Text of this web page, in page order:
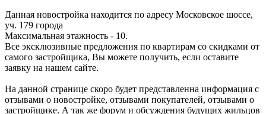
Данная новостройка находится по адресу Московское шоссе,
уч. 179 города
Максимальная этажность - 10.
Все эксклюзивные предложения по квартирам со скидками от
самого застройщика, Вы можете получить, если оставите
заявку на нашем сайте.
На данной странице скоро будет представленна информация с
отзывами о новостройке, отзывами покупателей, отзывами о
застройщике. А так же форум и обсуждения будущих жильцов